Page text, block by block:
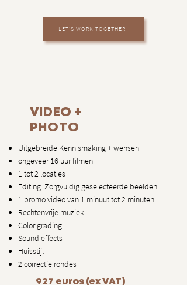
LET'S WORK TOGETHER
VIDEO +
PHOTO
​Uitgebreide Kennismaking + wensen
ongeveer 16 uur filmen
1 tot 2 locaties
Editing: Zorgvuldig geselecteerde beelden
1 promo video van 1 minuut tot 2 minuten
Rechtenvrije muziek
Color grading
Sound effects
Huisstijl
2 correctie rondes
927 euros (ex VAT)